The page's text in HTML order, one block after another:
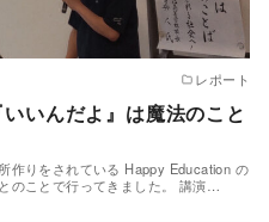
レポート
いんだよ』は魔法のこと
作りをされている Happy Education の
のことで行ってきました。 講演…